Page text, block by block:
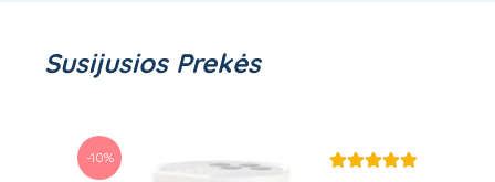
Susijusios Prekės
-10%